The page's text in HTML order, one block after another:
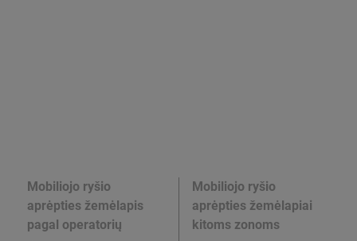
Mobiliojo ryšio
aprėpties žemėlapis
pagal operatorių
Mobiliojo ryšio
aprėpties žemėlapiai
kitoms zonoms